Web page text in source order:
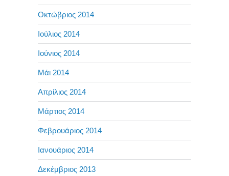
Οκτώβριος 2014
Ιούλιος 2014
Ιούνιος 2014
Μάι 2014
Απρίλιος 2014
Μάρτιος 2014
Φεβρουάριος 2014
Ιανουάριος 2014
Δεκέμβριος 2013